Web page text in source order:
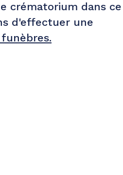
crématorium dans ce
d'effectuer une